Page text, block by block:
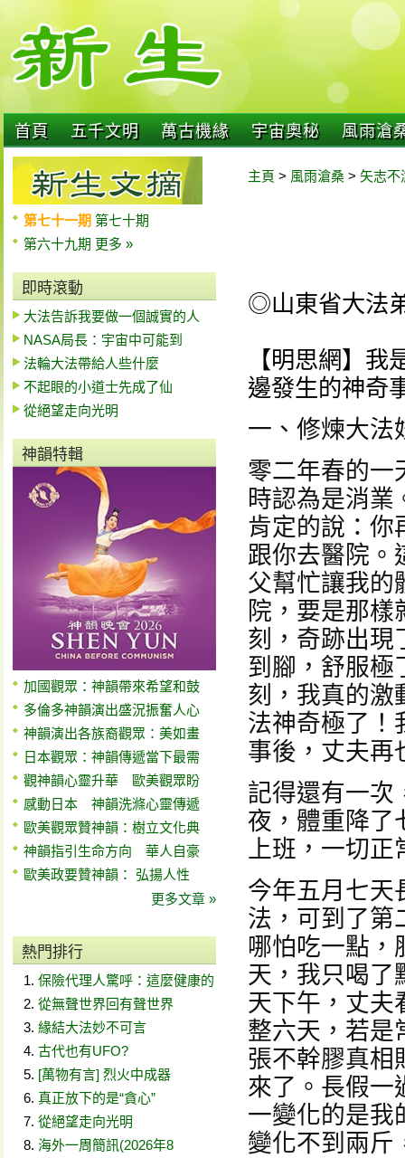
首頁 五千文明 萬古機緣 宇宙奧秘 風雨滄
第七十一期 第七十期
第六十九期 更多 »
即時滾動
大法告訴我要做一個誠實的人
NASA局長：宇宙中可能到
法輪大法帶給人些什麼
不起眼的小道士先成了仙
從絕望走向光明
神韻特輯
加國觀眾：神韻帶來希望和鼓
多倫多神韻演出盛況振奮人心
神韻演出各族裔觀眾：美如畫
日本觀眾：神韻傳遞當下最需
觀神韻心靈升華 歐美觀眾盼
感動日本 神韻洗滌心靈傳遞
歐美觀眾贊神韻：樹立文化典
神韻指引生命方向 華人自豪
歐美政要贊神韻： 弘揚人性
更多文章 »
熱門排行
保險代理人驚呼：這麼健康的
從無聲世界回有聲世界
緣結大法妙不可言
古代也有UFO?
[萬物有言] 烈火中成器
真正放下的是“貪心”
從絕望走向光明
海外一周簡訊(2026年8
主頁 > 風雨滄桑 > 矢志不
◎山東省大法
【明思網】
邊發生的神奇
一、修煉大法
零二年春的一
時認為是消業
肯定的說：你
跟你去醫院。
父幫忙讓我的
院，要是那
刻，奇跡出現
到腳，舒服極
刻，我真的激
法神奇極了！
事後，丈夫再
記得還有一次
夜，體重降了
上班，一切正
今年五月七天
法，可到了第
哪怕吃一點，
天，我只喝了
天下午，丈夫
整六天，若是
張不幹膠真相
來了。長假一
一變化的是我
變化不到兩斤